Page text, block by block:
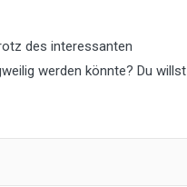
des interessanten
werden könnte? Du willst